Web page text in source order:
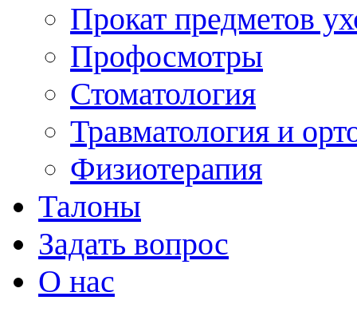
Прокат предметов
Профосмотры
Стоматология
Травматология и
Физиотерапия
Талоны
Задать вопрос
О нас